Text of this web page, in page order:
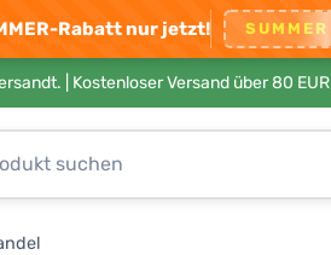
Rabatt nur jetzt! SUMMER
| Kostenloser Versand über 80 EUR